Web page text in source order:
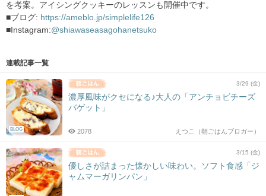
を考案。アイシングクッキーのレッスンも開催中です。
■ブログ: https://ameblo.jp/simplelife126
■Instagram:@shiawaseasagohanetsuko
連載記事一覧
BLOG
3/29 (金)
濃厚風味がクセになる♪大人の「アンチョビチーズ
バゲット」
えつこ（朝ごはんブロガー）
2078
3/15 (金)
優しさが詰まった懐かしい味わい。ソフト食感「ジ
ャムマーガリンパン」